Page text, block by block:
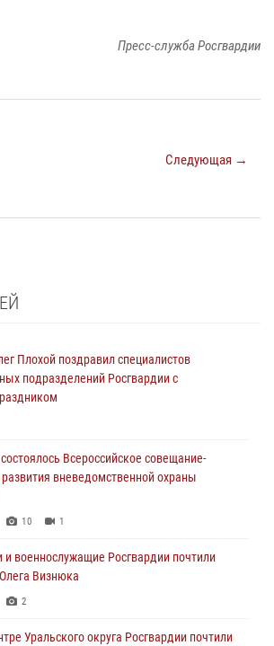
Пресс-служба Росгвардии
Следующая →
Плохой поздравил специалистов
подразделений Росгвардии с
Всероссийское совещание-
вневедомственной охраны
10 1
и военнослужащие Росгвардии почтили
Визнюка
2
Уральского округа Росгвардии почтили